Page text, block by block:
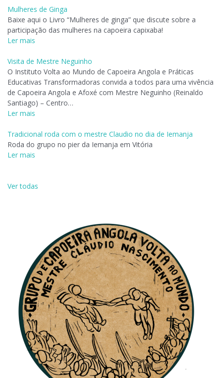
Mulheres de Ginga
Baixe aqui o Livro “Mulheres de ginga” que discute sobre a
participação das mulheres na capoeira capixaba!
Ler mais
Visita de Mestre Neguinho
O Instituto Volta ao Mundo de Capoeira Angola e Práticas
Educativas Transformadoras convida a todos para uma vivência
de Capoeira Angola e Afoxé com Mestre Neguinho (Reinaldo
Santiago) – Centro…
Ler mais
Tradicional roda com o mestre Claudio no dia de Iemanja
Roda do grupo no pier da Iemanja em Vitória
Ler mais
Ver todas